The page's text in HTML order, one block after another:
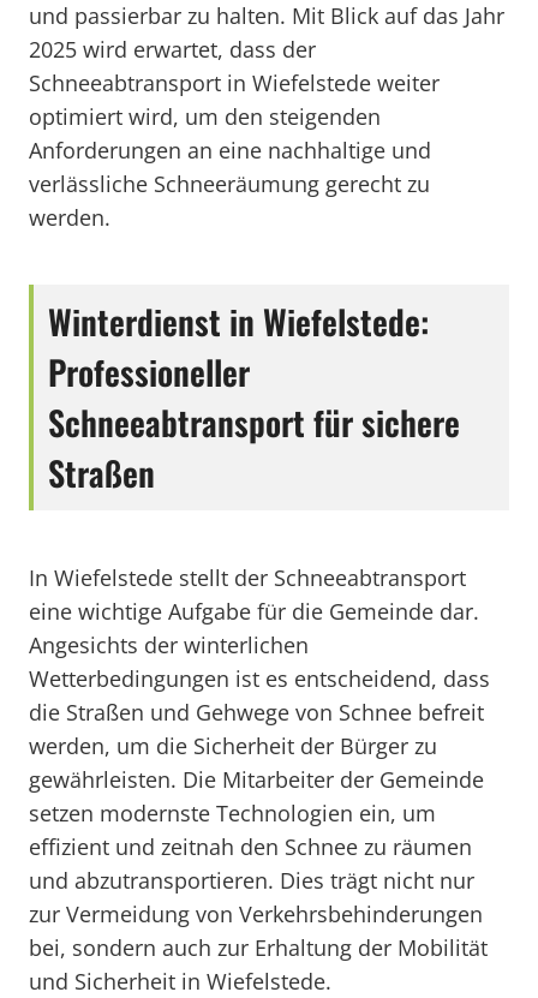
und passierbar zu halten. Mit Blick auf das Jahr
2025 wird erwartet, dass der
Schneeabtransport in Wiefelstede weiter
optimiert wird, um den steigenden
Anforderungen an eine nachhaltige und
verlässliche Schneeräumung gerecht zu
werden.
Winterdienst in Wiefelstede:
Professioneller
Schneeabtransport für sichere
Straßen
In Wiefelstede stellt der Schneeabtransport
eine wichtige Aufgabe für die Gemeinde dar.
Angesichts der winterlichen
Wetterbedingungen ist es entscheidend, dass
die Straßen und Gehwege von Schnee befreit
werden, um die Sicherheit der Bürger zu
gewährleisten. Die Mitarbeiter der Gemeinde
setzen modernste Technologien ein, um
effizient und zeitnah den Schnee zu räumen
und abzutransportieren. Dies trägt nicht nur
zur Vermeidung von Verkehrsbehinderungen
bei, sondern auch zur Erhaltung der Mobilität
und Sicherheit in Wiefelstede.